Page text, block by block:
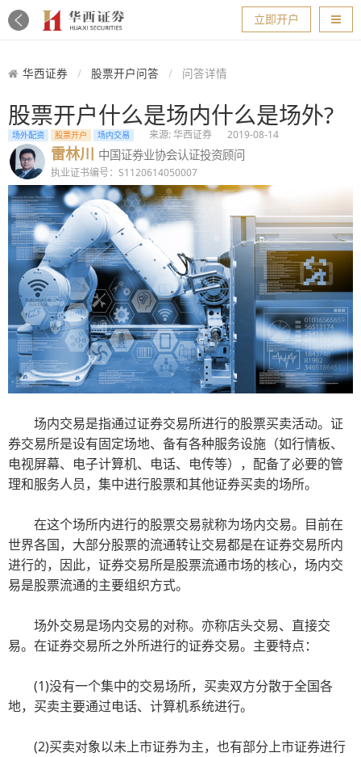
导航
立即开户
华西证券 股票开户问答 问答详情
股票开户什么是场内什么是场外?
场外配资 股票开户 场内交易 来源: 华西证券 2019-08-14
雷林川 中国证券业协会认证投资顾问
执业证书编号：S1120614050007
场内交易是指通过证券交易所进行的股票买卖活动。证
券交易所是设有固定场地、备有各种服务设施（如行情板、
电视屏幕、电子计算机、电话、电传等），配备了必要的管
理和服务人员，集中进行股票和其他证券买卖的场所。
在这个场所内进行的股票交易就称为场内交易。目前在
世界各国，大部分股票的流通转让交易都是在证券交易所内
进行的，因此，证券交易所是股票流通市场的核心，场内交
易是股票流通的主要组织方式。
场外交易是场内交易的对称。亦称店头交易、直接交
易。在证券交易所之外所进行的证券交易。主要特点：
(1)没有一个集中的交易场所，买卖双方分散于全国各
地，买卖主要通过电话、计算机系统进行。
(2)买卖对象以未上市证券为主，也有部分上市证券进行